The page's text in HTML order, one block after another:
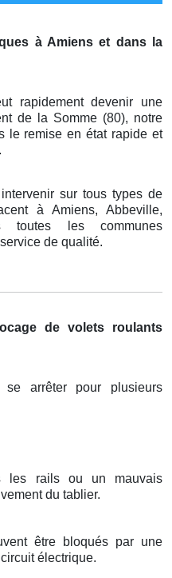
à Amiens et dans la
rapidement devenir une
de la Somme (80), notre
le remise en état rapide et
sur tous types de
à Amiens, Abbeville,
toutes les communes
de qualité.
de volets roulants
se arrêter pour plusieurs
les rails ou un mauvais
du tablier.
être bloqués par une
électrique.